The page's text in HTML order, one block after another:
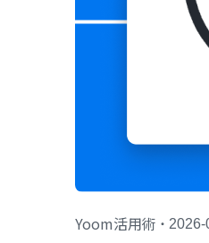
Yoom活用術 ・ 2026-